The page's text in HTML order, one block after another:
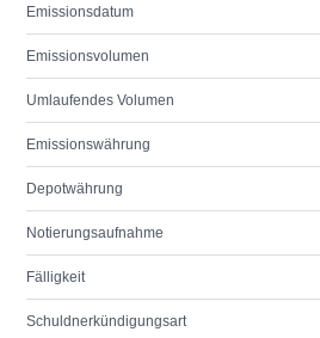
Emissionsdatum
Emissionsvolumen
Umlaufendes Volumen
Emissionswährung
Depotwährung
Notierungsaufnahme
Fälligkeit
Schuldnerkündigungsart